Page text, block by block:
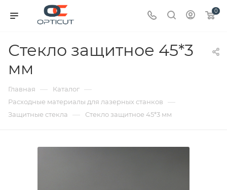
0
Стекло защитное 45*3
мм
Главная — Каталог —
Расходные материалы для лазерных станков —
Защитные стекла — Стекло защитное 45*3 мм